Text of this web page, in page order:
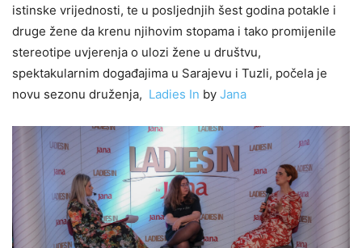
istinske vrijednosti, te u posljednjih šest godina potakle i
druge žene da krenu njihovim stopama i tako promijenile
stereotipe uvjerenja o ulozi žene u društvu,
spektakularnim događajima u Sarajevu i Tuzli, počela je
novu sezonu druženja, Ladies In by Jana